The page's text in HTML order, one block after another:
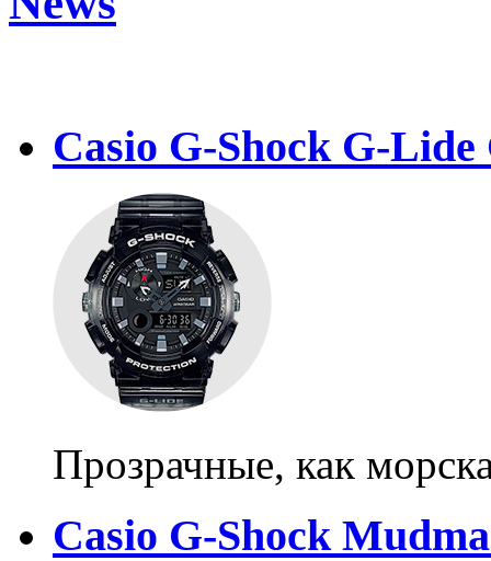
Casio G-Shock G-
Прозрачные, как
Casio G-Shock